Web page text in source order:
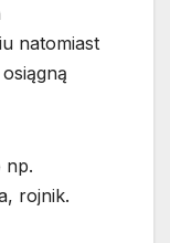
natomiast
np.
rojnik.